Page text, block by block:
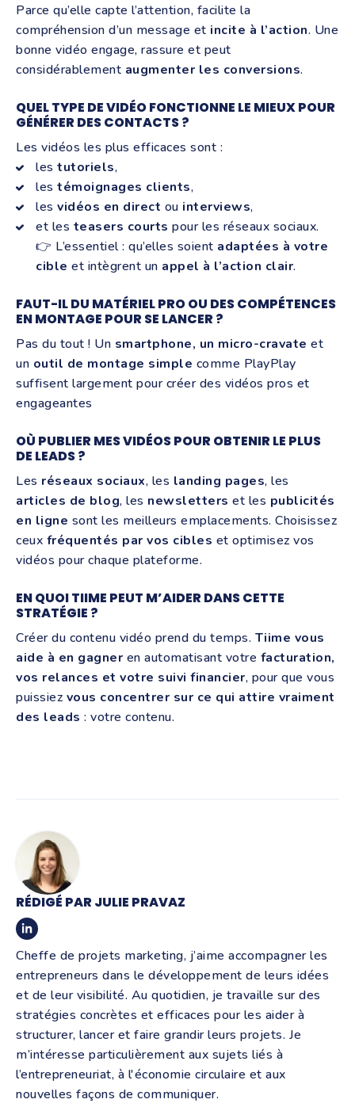
Parce qu’elle capte l’attention, facilite la
compréhension d’un message et incite à l’action. Une
bonne vidéo engage, rassure et peut
considérablement augmenter les conversions.
QUEL TYPE DE VIDÉO FONCTIONNE LE MIEUX POUR
GÉNÉRER DES CONTACTS ?
Les vidéos les plus efficaces sont :
les tutoriels,
les témoignages clients,
les vidéos en direct ou interviews,
et les teasers courts pour les réseaux sociaux.
👉 L’essentiel : qu’elles soient adaptées à votre
cible et intègrent un appel à l’action clair.
FAUT-IL DU MATÉRIEL PRO OU DES COMPÉTENCES
EN MONTAGE POUR SE LANCER ?
Pas du tout ! Un smartphone, un micro-cravate et
un outil de montage simple comme PlayPlay
suffisent largement pour créer des vidéos pros et
engageantes
OÙ PUBLIER MES VIDÉOS POUR OBTENIR LE PLUS
DE LEADS ?
Les réseaux sociaux, les landing pages, les
articles de blog, les newsletters et les publicités
en ligne sont les meilleurs emplacements. Choisissez
ceux fréquentés par vos cibles et optimisez vos
vidéos pour chaque plateforme.
EN QUOI TIIME PEUT M’AIDER DANS CETTE
STRATÉGIE ?
Créer du contenu vidéo prend du temps. Tiime vous
aide à en gagner en automatisant votre facturation,
vos relances et votre suivi financier, pour que vous
puissiez vous concentrer sur ce qui attire vraiment
des leads : votre contenu.
RÉDIGÉ PAR JULIE PRAVAZ
Cheffe de projets marketing, j’aime accompagner les
entrepreneurs dans le développement de leurs idées
et de leur visibilité. Au quotidien, je travaille sur des
stratégies concrètes et efficaces pour les aider à
structurer, lancer et faire grandir leurs projets. Je
m’intéresse particulièrement aux sujets liés à
l’entrepreneuriat, à l'économie circulaire et aux
nouvelles façons de communiquer.